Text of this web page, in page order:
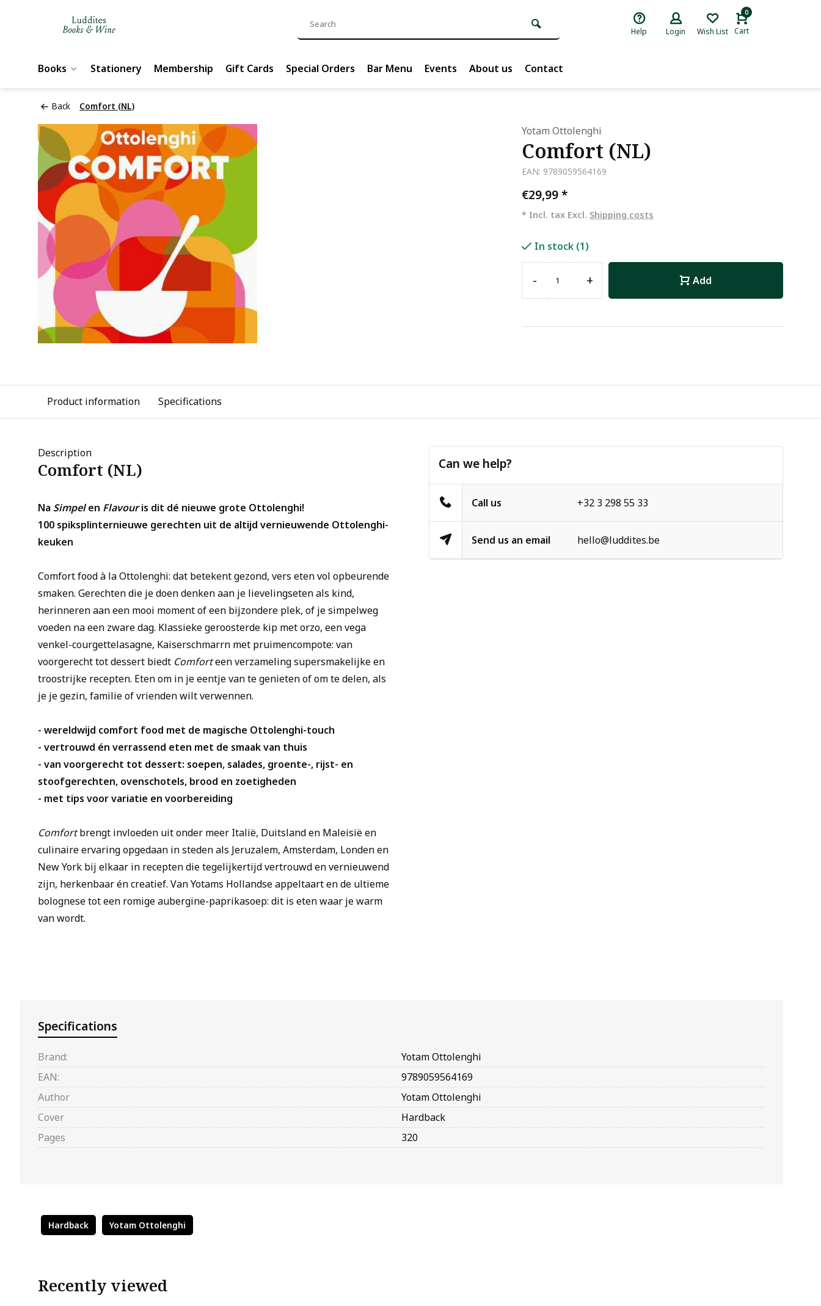
Help Login Wish List
0
Cart
Books Stationery Membership Gift Cards Special Orders Bar Menu Events About us Contact
Back Comfort (NL)
Yotam Ottolenghi
Comfort (NL)
EAN: 9789059564169
€29,99*
* Incl. tax Excl. Shipping costs
In stock (1)
- + Add
Product information Specifications
Description
Comfort (NL)
Na Simpelen Flavouris dit dé nieuwe grote Ottolenghi!
100 spiksplinternieuwe gerechten uit de altijd vernieuwende Ottolenghi-
keuken
Comfort food à la Ottolenghi: dat betekent gezond, vers eten vol opbeurende
smaken. Gerechten die je doen denken aan je lievelingseten als kind,
herinneren aan een mooi moment of een bijzondere plek, of je simpelweg
voeden na een zware dag. Klassieke geroosterde kip met orzo, een vega
venkel-courgettelasagne, Kaiserschmarrn met pruimencompote: van
voorgerecht tot dessert biedt Comforteen verzameling supersmakelijke en
troostrijke recepten. Eten om in je eentje van te genieten of om te delen, als
je je gezin, familie of vrienden wilt verwennen.
- wereldwijd comfort food met de magische Ottolenghi-touch
- vertrouwd én verrassend eten met de smaak van thuis
- van voorgerecht tot dessert: soepen, salades, groente-, rijst- en
stoofgerechten, ovenschotels, brood en zoetigheden
- met tips voor variatie en voorbereiding
Comfortbrengt invloeden uit onder meer Italië, Duitsland en Maleisië en
culinaire ervaring opgedaan in steden als Jeruzalem, Amsterdam, Londen en
New York bij elkaar in recepten die tegelijkertijd vertrouwd en vernieuwend
zijn, herkenbaar én creatief. Van Yotams Hollandse appeltaart en de ultieme
bolognese tot een romige aubergine-paprikasoep: dit is eten waar je warm
van wordt.
Can we help?
Call us +32 3 298 55 33
Send us an email hello@luddites.be
Specifications
Brand:
Yotam Ottolenghi
EAN:
9789059564169
Author
Yotam Ottolenghi
Cover
Hardback
Pages
320
Hardback Yotam Ottolenghi
Recently viewed